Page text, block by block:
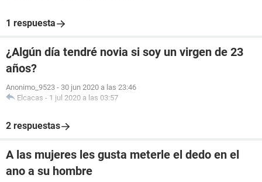
1 respuesta
¿Algún día tendré novia si soy un virgen de 23
años?
Anonimo_9523 - 30 jun 2020 a las 23:46
Elcacas - 1 jul 2020 a las 03:57
2 respuestas
A las mujeres les gusta meterle el dedo en el
ano a su hombre